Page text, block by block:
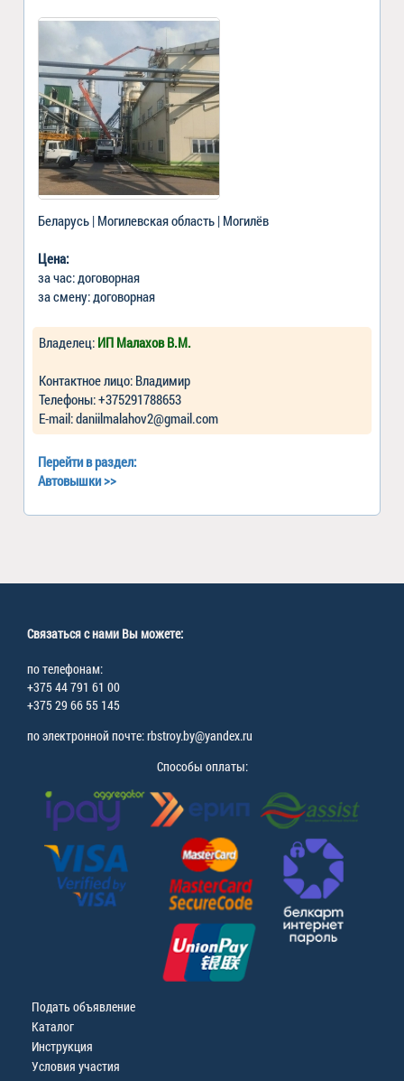
Беларусь | Могилевская область | Могилёв
Цена:
за час: договорная
за смену: договорная
Владелец: ИП Малахов В.М.
Контактное лицо: Владимир
Телефоны: +375291788653
Е-mail: daniilmalahov2@gmail.com
Перейти в раздел:
Автовышки>>
Связаться с нами Вы можете:
по телефонам:
+375 44 791 61 00
+375 29 66 55 145
по электронной почте: rbstroy.by@yandex.ru
Способы оплаты:
Подать объявление
Каталог
Инструкция
Условия участия